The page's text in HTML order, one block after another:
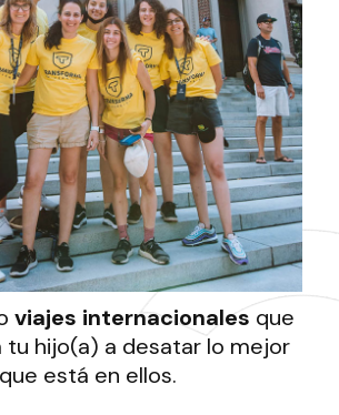
viajes internacionales que
tu hijo(a) a desatar lo mejor
que está en ellos.